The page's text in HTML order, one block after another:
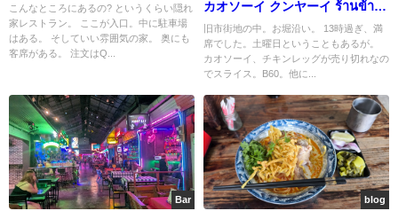
こんなところにあるの? というくらい隠れ
家レストラン。 ここが入口。中に駐車場
はある。 そしていい雰囲気の家。 奥にも
客席がある。 注文はQ...
カオソーイ クンヤーイ ร้านข้าว
ซอยคุณยาย
旧市街地の中。お堀沿い。 13時過ぎ、満
席でした。土曜日ということもあるが。
カオソーイ、チキンレッグが売り切れなの
でスライス。B60。他に...
Bar blog